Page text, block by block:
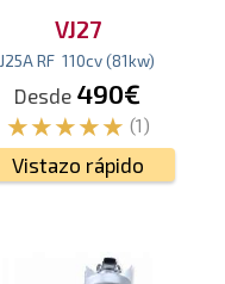
VJ27
J25A RF 110cv(81kw)
Desde 490€
(1)
Vistazo rápido